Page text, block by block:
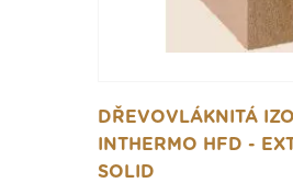
DŘEVOVLÁKNITÁ
INTHERMO HFD -
SOLID